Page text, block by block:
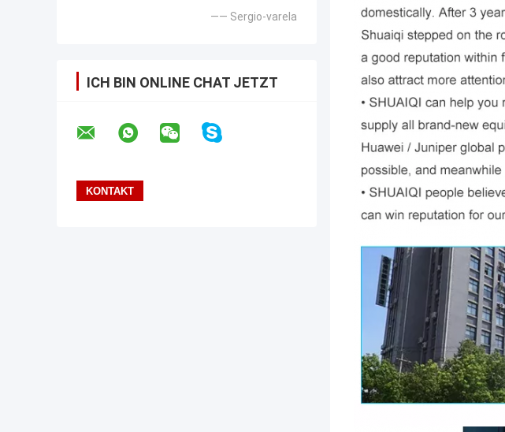
—— Sergio-varela
ICH BIN ONLINE CHAT JETZT